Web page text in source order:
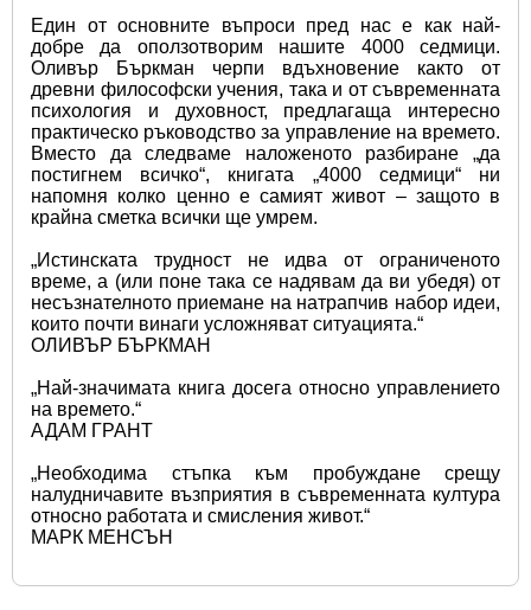
Един от основните въпроси пред нас е как най-
добре да оползотворим нашите 4000 седмици.
Оливър Бъркман черпи вдъхновение както от
древни философски учения, така и от съвременната
психология и духовност, предлагаща интересно
практическо ръководство за управление на времето.
Вместо да следваме наложеното разбиране „да
постигнем всичко“, книгата „4000 седмици“ ни
напомня колко ценно е самият живот – защото в
крайна сметка всички ще умрем.
„Истинската трудност не идва от ограниченото
време, а (или поне така се надявам да ви убедя) от
несъзнателното приемане на натрапчив набор идеи,
които почти винаги усложняват ситуацията.“
ОЛИВЪР БЪРКМАН
„Най-значимата книга досега относно управлението
на времето.“
АДАМ ГРАНТ
„Необходима стъпка към пробуждане срещу
налудничавите възприятия в съвременната култура
относно работата и смисления живот.“
МАРК МЕНСЪН